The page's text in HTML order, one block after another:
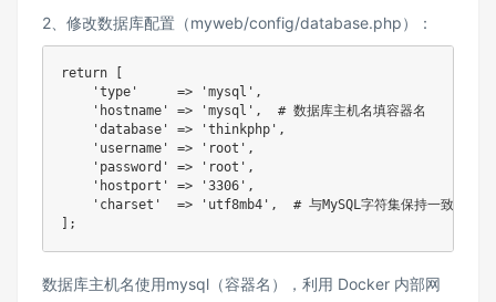
2、修改数据库配置（myweb/config/database.php）：​
return [
    'type'     => 'mysql',
    'hostname' => 'mysql',  # 数据库主机名填容器名
    'database' => 'thinkphp',
    'username' => 'root',
    'password' => 'root',
    'hostport' => '3306',
    'charset'  => 'utf8mb4',  # 与MySQL字符集保持一致
];
​数据库主机名使用mysql（容器名），利用 Docker 内部网